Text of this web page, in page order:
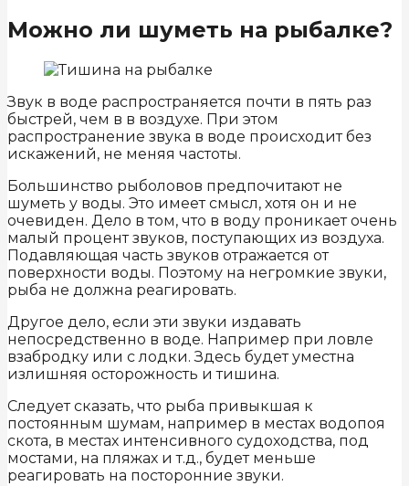
Можно ли шуметь на рыбалке?
Звук в воде распространяется почти в пять раз
быстрей, чем в в воздухе. При этом
распространение звука в воде происходит без
искажений, не меняя частоты.
Большинство рыболовов предпочитают не
шуметь у воды. Это имеет смысл, хотя он и не
очевиден. Дело в том, что в воду проникает очень
малый процент звуков, поступающих из воздуха.
Подавляющая часть звуков отражается от
поверхности воды. Поэтому на негромкие звуки,
рыба не должна реагировать.
Другое дело, если эти звуки издавать
непосредственно в воде. Например при ловле
взабродку или с лодки. Здесь будет уместна
излишняя осторожность и тишина.
Следует сказать, что рыба привыкшая к
постоянным шумам, например в местах водопоя
скота, в местах интенсивного судоходства, под
мостами, на пляжах и т.д., будет меньше
реагировать на посторонние звуки.